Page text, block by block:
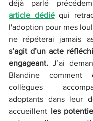
article dédié qui
l'adoption pour mes
ne répéterai jamais
s’agit d’un acte
engageant. J’ai
Blandine
collègues
adoptants dans leur
accueillent les